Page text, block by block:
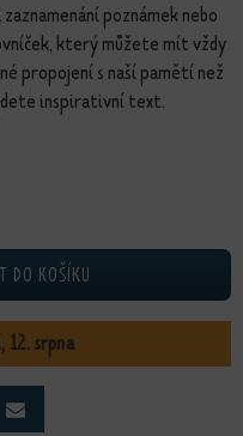
poznámek nebo
který můžete mít vždy
propojení s naší pamětí než
inspirativní text.
DO KOŠÍKU
12. srpna